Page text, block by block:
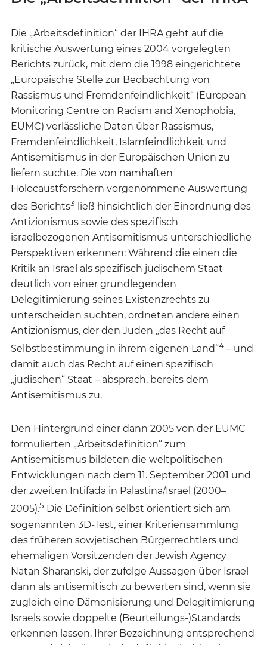
Die „Arbeitsdefinition“ der IHRA geht auf die
kritische Auswertung eines 2004 vorgelegten
Berichts zurück, mit dem die 1998 eingerichtete
„Europäische Stelle zur Beobachtung von
Rassismus und Fremdenfeindlichkeit“ (European
Monitoring Centre on Racism and Xenophobia,
EUMC) verlässliche Daten über Rassismus,
Fremdenfeindlichkeit, Islamfeindlichkeit und
Antisemitismus in der Europäischen Union zu
liefern suchte. Die von namhaften
Holocaustforschern vorgenommene Auswertung
des Berichts3
ließ hinsichtlich der Einordnung des
Antizionismus sowie des spezifisch
israelbezogenen Antisemitismus unterschiedliche
Perspektiven erkennen: Während die einen die
Kritik an Israel als spezifisch jüdischem Staat
deutlich von einer grundlegenden
Delegitimierung seines Existenzrechts zu
unterscheiden suchten, ordneten andere einen
Antizionismus, der den Juden „das Recht auf
Selbstbestimmung in ihrem eigenen Land“4 – und
damit auch das Recht auf einen spezifisch
„jüdischen“ Staat – absprach, bereits dem
Antisemitismus zu.
Den Hintergrund einer dann 2005 von der EUMC
formulierten „Arbeitsdefinition“ zum
Antisemitismus bildeten die weltpolitischen
Entwicklungen nach dem 11. September 2001 und
der zweiten Intifada in Palästina/Israel (2000–
2005).5 Die Definition selbst orientiert sich am
sogenannten 3D-Test, einer Kriteriensammlung
des früheren sowjetischen Bürgerrechtlers und
ehemaligen Vorsitzenden der Jewish Agency
Natan Sharanski, der zufolge Aussagen über Israel
dann als antisemitisch zu bewerten sind, wenn sie
zugleich eine Dämonisierung und Delegitimierung
Israels sowie doppelte (Beurteilungs-)Standards
erkennen lassen. Ihrer Bezeichnung entsprechend